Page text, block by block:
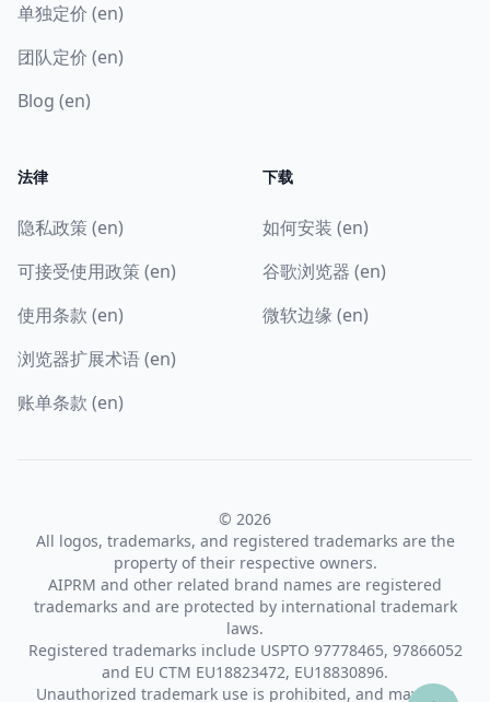
单独定价 (en)
团队定价 (en)
Blog (en)
法律
隐私政策 (en)
可接受使用政策 (en)
使用条款 (en)
浏览器扩展术语 (en)
账单条款 (en)
下载
如何安装 (en)
谷歌浏览器 (en)
微软边缘 (en)
© 2026
All logos, trademarks, and registered trademarks are the
property of their respective owners.
AIPRM and other related brand names are registered
trademarks and are protected by international trademark
laws.
Registered trademarks include USPTO 97778465, 97866052
and EU CTM EU18823472, EU18830896.
Unauthorized trademark use is prohibited, and may be a